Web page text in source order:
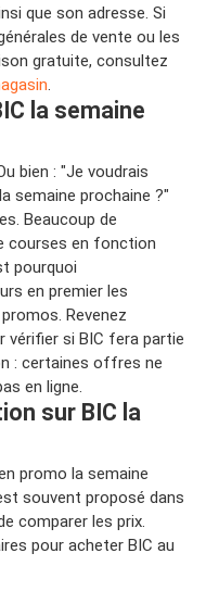
que son adresse. Si
de vente ou les
gratuite, consultez
la semaine
bien : "Je voudrais
semaine prochaine ?"
Beaucoup de
courses en fonction
pourquoi
en premier les
Revenez
vérifier si BIC fera partie
: certaines offres ne
en ligne.
sur BIC la
promo la semaine
souvent proposé dans
comparer les prix.
pour acheter BIC au